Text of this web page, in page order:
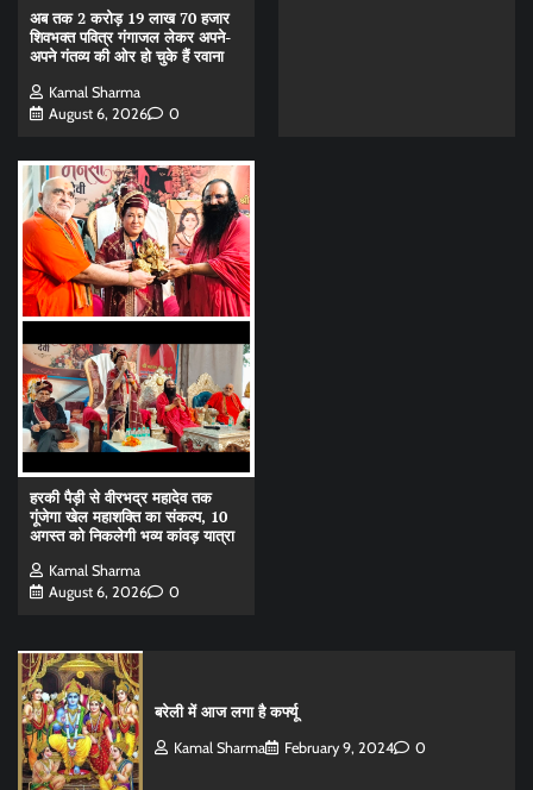
अब तक 2 करोड़ 19 लाख 70 हजार
शिवभक्त पवित्र गंगाजल लेकर अपने-
अपने गंतव्य की ओर हो चुके हैं रवाना
Kamal Sharma
August 6, 2026
0
हरकी पैड़ी से वीरभद्र महादेव तक
गूंजेगा खेल महाशक्ति का संकल्प, 10
अगस्त को निकलेगी भव्य कांवड़ यात्रा
Kamal Sharma
August 6, 2026
0
बरेली में आज लगा है कर्फ्यू
Kamal Sharma February 9, 2024 0